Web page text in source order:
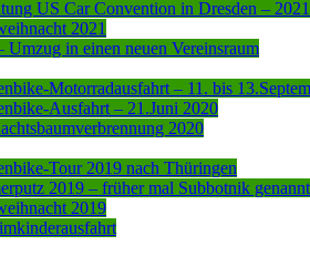
US Car Convention in Dresden – 2021
2021
Umzug in einen neuen Vereinsraum
Motorradausfahrt – 11. bis
Ausfahrt – 21.Juni 2020
2020
Tour 2019 nach Thüringen
2019 – früher mal Subbotnik genannt
2019